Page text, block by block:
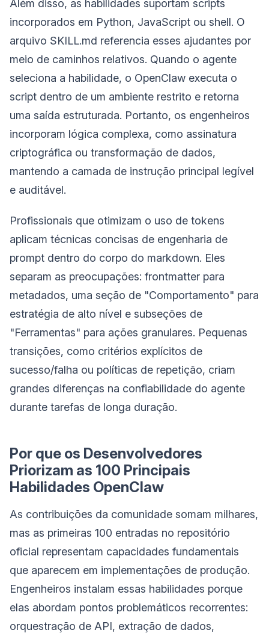
Além disso, as habilidades suportam scripts
incorporados em Python, JavaScript ou shell. O
arquivo SKILL.md referencia esses ajudantes por
meio de caminhos relativos. Quando o agente
seleciona a habilidade, o OpenClaw executa o
script dentro de um ambiente restrito e retorna
uma saída estruturada. Portanto, os engenheiros
incorporam lógica complexa, como assinatura
criptográfica ou transformação de dados,
mantendo a camada de instrução principal legível
e auditável.
Profissionais que otimizam o uso de tokens
aplicam técnicas concisas de engenharia de
prompt dentro do corpo do markdown. Eles
separam as preocupações: frontmatter para
metadados, uma seção de "Comportamento" para
estratégia de alto nível e subseções de
"Ferramentas" para ações granulares. Pequenas
transições, como critérios explícitos de
sucesso/falha ou políticas de repetição, criam
grandes diferenças na confiabilidade do agente
durante tarefas de longa duração.
Por que os Desenvolvedores
Priorizam as 100 Principais
Habilidades OpenClaw
As contribuições da comunidade somam milhares,
mas as primeiras 100 entradas no repositório
oficial representam capacidades fundamentais
que aparecem em implementações de produção.
Engenheiros instalam essas habilidades porque
elas abordam pontos problemáticos recorrentes:
orquestração de API, extração de dados,